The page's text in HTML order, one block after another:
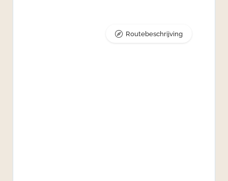
Routebeschrijving